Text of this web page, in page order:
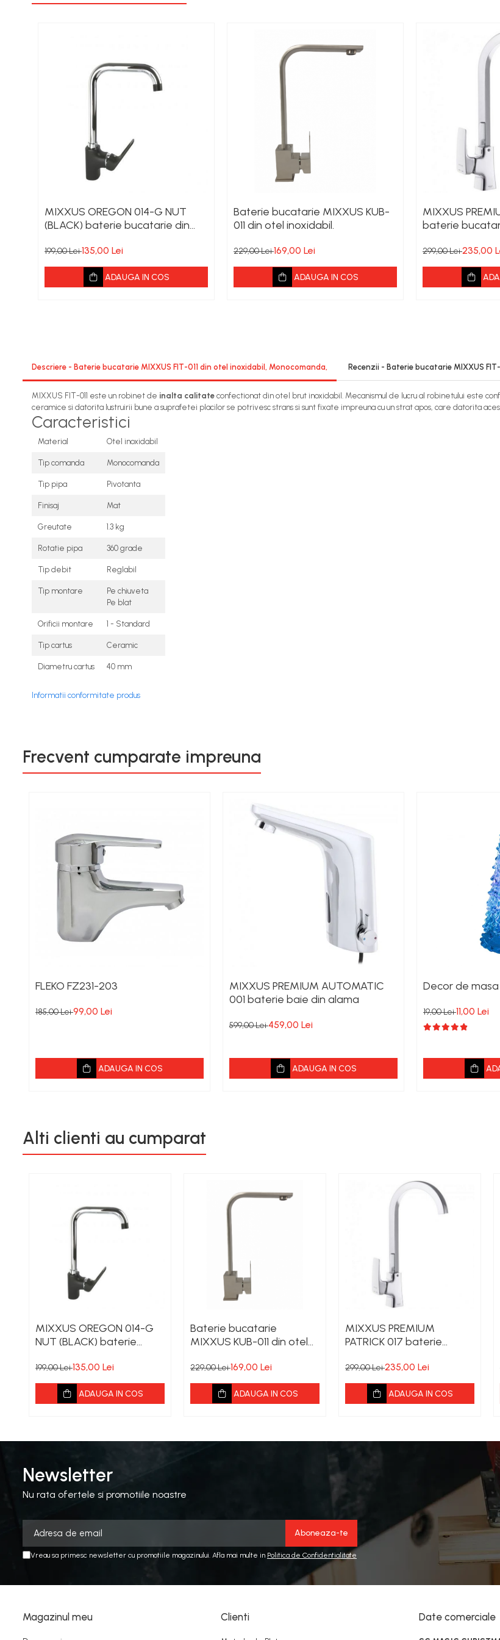
Baterii de bucatarie
Echipamente de lucru
Betoniere si vibratoare beton
Generatoare
MIXXUS OREGON 014-G NUT
(BLACK) baterie bucatarie din
199,00 Lei135,00 Lei
ADAUGA IN COS
Baterie bucatarie MIXXUS KUB-
011 din otel inoxidabil.
229,00 Lei169,00 Lei
ADAUGA IN COS
MIXXUS
baterie
299,00 Lei235,00
Descriere - Baterie bucatarie MIXXUS FIT-011 din otel inoxidabil, Monocomanda, Recenzii - Baterie bucatarie MIXXUS
MIXXUS FIT-011 este un robinet de inalta calitate confectionat din otel brut inoxidabil. Mecanismul de lucru al robinetului este
ceramice si datorita lustruirii bune a suprafetei placilor se potrivesc strans si sunt fixate impreuna cu un strat apos, care datorita
Caracteristici
Material Otel inoxidabil
Tip comanda Monocomanda
Tip pipa Pivotanta
Finisaj Mat
Greutate 1.3 kg
Rotatie pipa 360 grade
Tip debit Reglabil
Tip montare
Pe chiuveta
Pe blat
Orificii montare 1 - Standard
Tip cartus Ceramic
Diametru cartus 40 mm
Informatii conformitate produs
Frecvent cumparate impreuna
FLEKO FZ231-203
185,00 Lei99,00 Lei
ADAUGA IN COS
MIXXUS PREMIUM AUTOMATIC
001 baterie baie din alama
599,00 Lei459,00 Lei
ADAUGA IN COS
Decor de
19,00 Lei11,00 Lei
Alti clienti au cumparat
MIXXUS OREGON 014-G
NUT (BLACK) baterie
199,00 Lei135,00 Lei
ADAUGA IN COS
Baterie bucatarie
MIXXUS KUB-011 din otel
229,00 Lei169,00 Lei
ADAUGA IN COS
MIXXUS PREMIUM
PATRICK 017 baterie
299,00 Lei235,00 Lei
ADAUGA IN COS
Newsletter
Nu rata ofertele si promotiile noastre
Vreau sa primesc newsletter cu promotiile magazinului. Afla mai multe in Politica de Confidentialitate
Magazinul meu Clienti Date comerciale